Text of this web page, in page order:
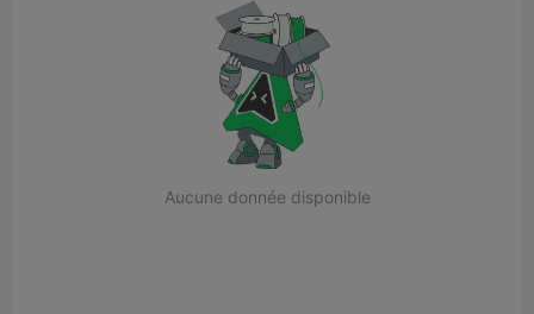
Aucune donnée disponible